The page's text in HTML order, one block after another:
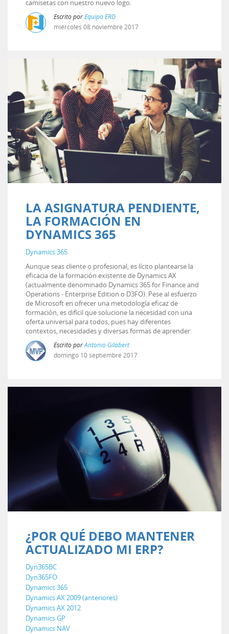
camisetas con nuestro nuevo logo.
Escrito porEquipo ERD
miércoles 08 noviembre 2017
LA ASIGNATURA PENDIENTE,
LA FORMACIÓN EN
DYNAMICS 365
Dynamics 365
Aunque seas cliente o profesional, es lícito plantearse la
eficacia de la formación existente de Dynamics AX
(actualmente denominado Dynamics 365 for Finance and
Operations - Enterprise Edition o D3FO). Pese al esfuerzo
de Microsoft en ofrecer una metodología eficaz de
formación, es difícil que solucione la necesidad con una
oferta universal para todos, pues hay diferentes
contextos, necesidades y diversas formas de aprender.
Escrito porAntonio Gilabert
domingo 10septiembre 2017
¿POR QUÉ DEBO MANTENER
ACTUALIZADO MI ERP?
Dyn365BC
Dyn365FO
Dynamics 365
Dynamics AX 2009 (anteriores)
Dynamics AX 2012
Dynamics GP
Dynamics NAV